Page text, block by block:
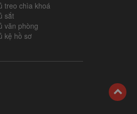
treo chìa khoá
sắt
văn phòng
kệ hồ sơ